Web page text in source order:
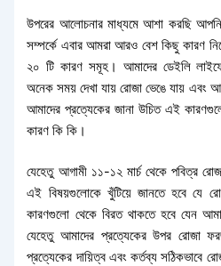
উপরের আলোচনার মাধ্যমে আশা করছি আপনি
সম্পর্কে এবার আমরা আরও বেশ কিছু কারণ
২০ টি কারণ সমূহ। আমাদের ডেইলি
অনেক সময় দেখা যায় রোজা ভেঙে যায় এবং
আমাদের প্রত্যেকের জানা উচিত এই
কারণ কি কি।
যেহেতু আগামী ১১-১২ মার্চ থেকে পবিত্র
এই বিষয়গুলোকে খুঁটিয়ে জানতে হবে যে
কারণগুলো থেকে বিরত থাকতে হবে যেন
যেহেতু আমাদের প্রত্যেকের উপর রোজা
প্রত্যেকের দায়িত্ব এবং কর্তব্য